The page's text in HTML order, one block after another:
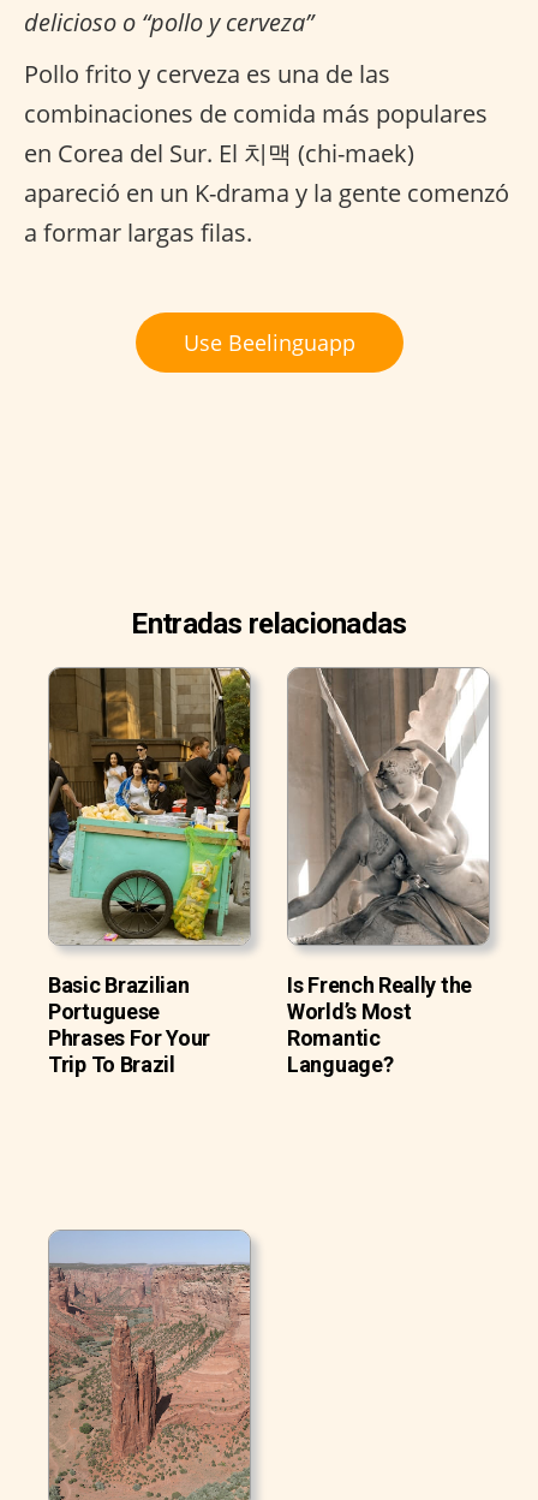
delicioso o “pollo y cerveza”
Pollo frito y cerveza es una de las
combinaciones de comida más populares
en Corea del Sur. El 치맥 (chi-maek)
apareció en un K-drama y la gente comenzó
a formar largas filas.
Use Beelinguapp
Entradas relacionadas
Basic Brazilian
Portuguese
Phrases For Your
Trip To Brazil
Is French Really the
World’s Most
Romantic
Language?